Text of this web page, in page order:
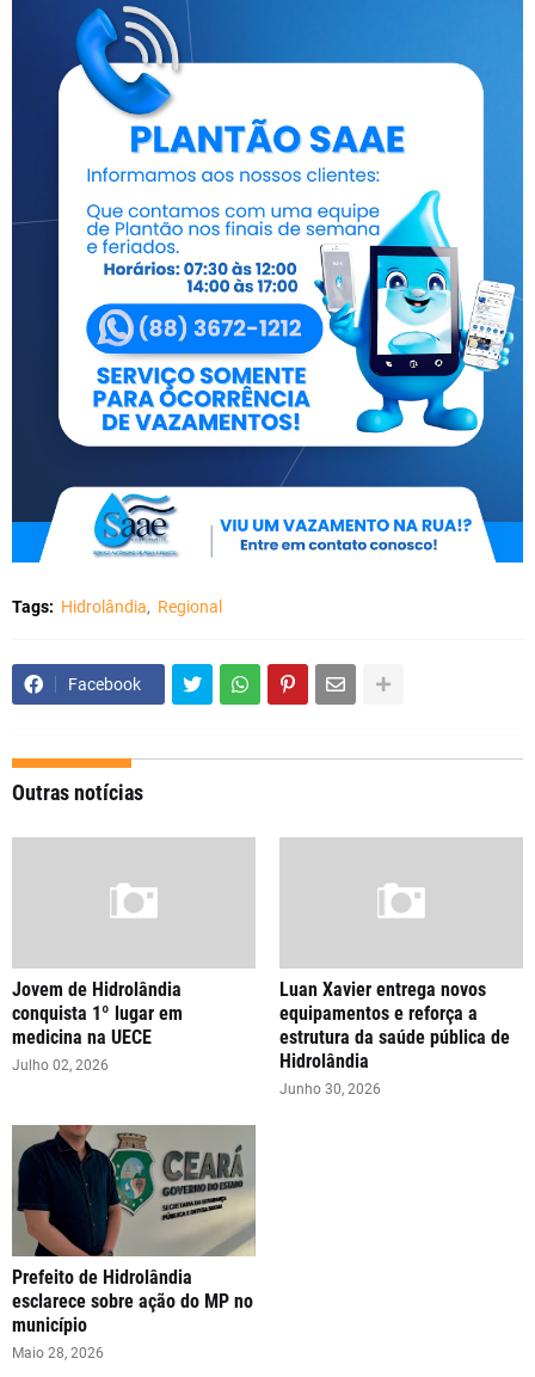
Tags: Hidrolândia Regional
Facebook
Outras notícias
Jovem de Hidrolândia
conquista 1º lugar em
medicina na UECE
Julho 02, 2026
Luan Xavier entrega novos
equipamentos e reforça a
estrutura da saúde pública de
Hidrolândia
Junho 30, 2026
Prefeito de Hidrolândia
esclarece sobre ação do MP no
município
Maio 28, 2026